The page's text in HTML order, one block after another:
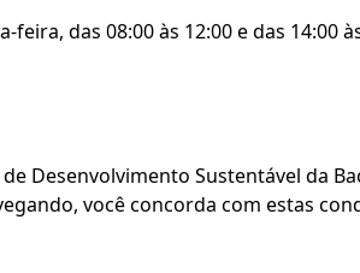
das 08:00 às 12:00 e das 14:00
Desenvolvimento Sustentável da
você concorda com estas